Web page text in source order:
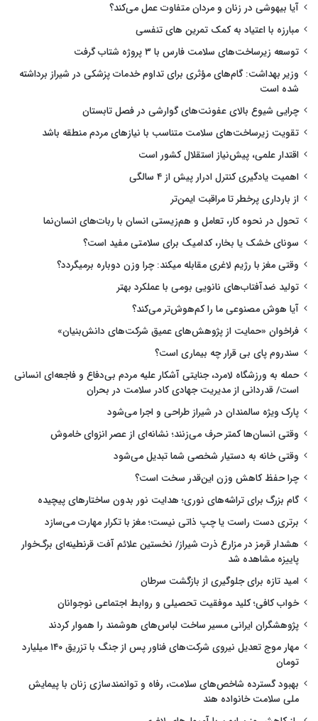
آیا بیهوشی در زنان و مردان متفاوت عمل می‌کند؟
مبارزه با اعتیاد به کمک تمرین های تنفسی
توسعه زیرساخت‌های سلامت فارس با ۳ پروژه شتاب گرفت
وزیر بهداشت: گام‌های مؤثری برای تداوم خدمات پزشکی در شیراز برداشته
شده است
چرایی شیوع بالای عفونت‌های گوارشی در فصل تابستان
تقویت زیرساخت‌های سلامت متناسب با نیازهای مردم منطقه باشد
اقتدار علمی، پیش‌نیاز استقلال کشور است
اهمیت یادگیری کنترل ادرار پیش از ۴ سالگی
از بارداری پرخطر تا مراقبت ایمن‌تر
تحول در نحوه کار، تعامل و هم‌زیستی انسان با ربات‌های انسان‌نما
سونای خشک یا بخار، کدامیک برای سلامتی مفید است؟
وقتی مغز با رژیم لاغری مقابله میکند: چرا وزن دوباره برمیگردد؟
تولید ضدآفتاب‌های نانویی بومی با عملکرد بهتر
آیا هوش مصنوعی ما را کم‌هوش‌تر می‌کند؟
فراخوان «حمایت از پژوهش‌های عمیق شرکت‌های دانش‌بنیان»
سندروم پای بی قرار چه بیماری است؟
حمله به ورزشگاه لامرد، جنایتی آشکار علیه مردم بی‌دفاع و فاجعه‌ای انسانی
است/ قدردانی از مدیریت جهادی کادر سلامت در بحران
پارک ویژه سالمندان در شیراز طراحی و اجرا می‌شود
وقتی انسان‌ها کمتر حرف می‌زنند؛ نشانه‌ای از عصر انزوای خاموش
وقتی خانه به دستیار شخصی شما تبدیل می‌شود
چرا حفظ کاهش وزن این‌قدر سخت است؟
گام بزرگ برای تراشه‌های نوری؛ هدایت نور بدون ساختارهای پیچیده
برتری دست راست یا چپ ذاتی نیست؛ مغز با تکرار مهارت می‌سازد
هشدار قرمز در مزارع ذرت شیراز/ نخستین علائم آفت قرنطینه‌ای برگ‌خوار
پاییزه مشاهده شد
امید تازه برای جلوگیری از بازگشت سرطان
خواب کافی؛ کلید موفقیت تحصیلی و روابط اجتماعی نوجوانان
پژوهشگران ایرانی مسیر ساخت لباس‌های هوشمند را هموار کردند
مهار موج تعدیل نیروی شرکت‌های فناور پس از جنگ با تزریق ۱۴۰ میلیارد
تومان
بهبود گسترده شاخص‌های سلامت، رفاه و توانمندسازی زنان با پیمایش
ملی سلامت خانواده هند